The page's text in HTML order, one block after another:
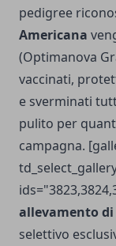
pedigree
Americana
(Optimanova
vaccinati,
e sverminati
pulito per
campagna.
allevamento
selettivo